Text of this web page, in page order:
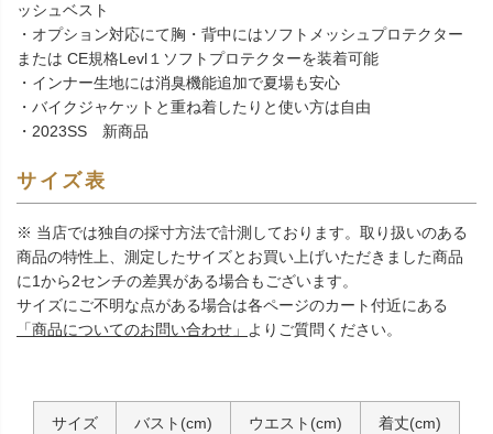
ッシュベスト
・オプション対応にて胸・背中にはソフトメッシュプロテクター
または CE規格Levl１ソフトプロテクターを装着可能
・インナー生地には消臭機能追加で夏場も安心
・バイクジャケットと重ね着したりと使い方は自由
・2023SS 新商品
サイズ表
※ 当店では独自の採寸方法で計測しております。取り扱いのある
商品の特性上、測定したサイズとお買い上げいただきました商品
に1から2センチの差異がある場合もございます。
サイズにご不明な点がある場合は各ページのカート付近にある
「商品についてのお問い合わせ」
よりご質問ください。
サイズ バスト(cm) ウエスト(cm) 着丈(cm)